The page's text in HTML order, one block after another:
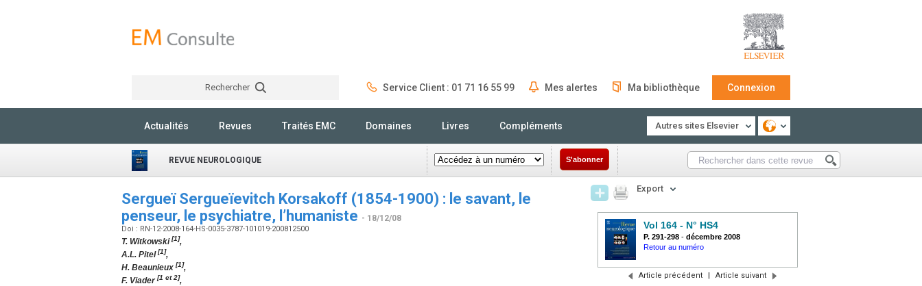
Rechercher Service Client : 01 71 16 55 99 Mes alertes Ma bibliothèque Connexion
Actualités Revues Traités EMC Domaines Livres Compléments Autres sites Elsevier
REVUE NEUROLOGIQUE S'abonner
Sergueï Sergueïevitch Korsakoff (1854-1900) : le savant, le
penseur, le psychiatre, l’humaniste - 18/12/08
Doi : RN-12-2008-164-HS-0035-3787-101019-200812500
T. Witkowski[1],
A.L. Pitel[1],
H. Beaunieux [1],
F. Viader[1 et 2],
Export
Vol 164 - N° HS4
P. 291-298 - décembre 2008
Retour au numéro
Article précédent | Article suivant